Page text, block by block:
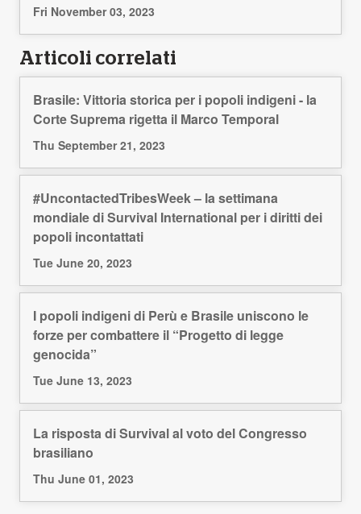
Fri November 03, 2023
Articoli correlati
Brasile: Vittoria storica per i popoli indigeni - la
Corte Suprema rigetta il Marco Temporal
Thu September 21, 2023
#UncontactedTribesWeek – la settimana
mondiale di Survival International per i diritti dei
popoli incontattati
Tue June 20, 2023
I popoli indigeni di Perù e Brasile uniscono le
forze per combattere il “Progetto di legge
genocida”
Tue June 13, 2023
La risposta di Survival al voto del Congresso
brasiliano
Thu June 01, 2023